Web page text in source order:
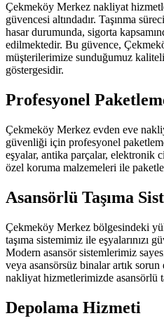
Çekmeköy Merkez nakliyat
güvencesi altındadır. Taşınma
hasar durumunda, sigorta
edilmektedir. Bu güvence,
müşterilerimize sunduğumuz
göstergesidir.
Profesyonel
Çekmeköy Merkez evden eve
güvenliği için profesyonel
eşyalar, antika parçalar, elektronik
özel koruma malzemeleri ile
Asansörlü Taşıma
Çekmeköy Merkez bölgesindeki
taşıma sistemimiz ile eşyalarınızı
Modern asansör sistemlerimiz
veya asansörsüz binalar artık
nakliyat hizmetlerimizde asansörlü
Depolama Hizmeti